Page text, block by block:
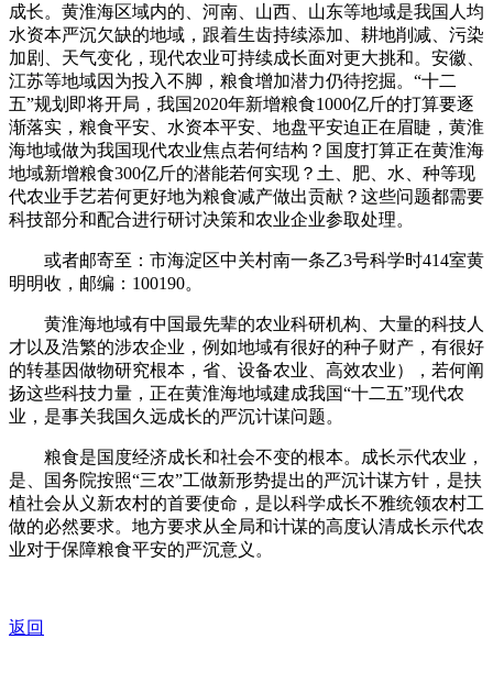
成长。黄淮海区域内的、河南、山西、山东等地域是我国人均
水资本严沉欠缺的地域，跟着生齿持续添加、耕地削减、污染
加剧、天气变化，现代农业可持续成长面对更大挑和。安徽、
江苏等地域因为投入不脚，粮食增加潜力仍待挖掘。“十二
五”规划即将开局，我国2020年新增粮食1000亿斤的打算要逐
渐落实，粮食平安、水资本平安、地盘平安迫正在眉睫，黄淮
海地域做为我国现代农业焦点若何结构？国度打算正在黄淮海
地域新增粮食300亿斤的潜能若何实现？土、肥、水、种等现
代农业手艺若何更好地为粮食减产做出贡献？这些问题都需要
科技部分和配合进行研讨决策和农业企业参取处理。
或者邮寄至：市海淀区中关村南一条乙3号科学时414室黄
明明收，邮编：100190。
黄淮海地域有中国最先辈的农业科研机构、大量的科技人
才以及浩繁的涉农企业，例如地域有很好的种子财产，有很好
的转基因做物研究根本，省、设备农业、高效农业），若何阐
扬这些科技力量，正在黄淮海地域建成我国“十二五”现代农
业，是事关我国久远成长的严沉计谋问题。
粮食是国度经济成长和社会不变的根本。成长示代农业，
是、国务院按照“三农”工做新形势提出的严沉计谋方针，是扶
植社会从义新农村的首要使命，是以科学成长不雅统领农村工
做的必然要求。地方要求从全局和计谋的高度认清成长示代农
业对于保障粮食平安的严沉意义。
返回